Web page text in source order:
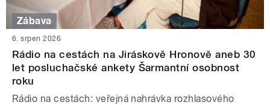
Zábava
6. srpen 2026
Rádio na cestách na Jiráskově Hronově aneb 30
let posluchačské ankety Šarmantní osobnost
roku
Rádio na cestách: veřejná nahrávka rozhlasového